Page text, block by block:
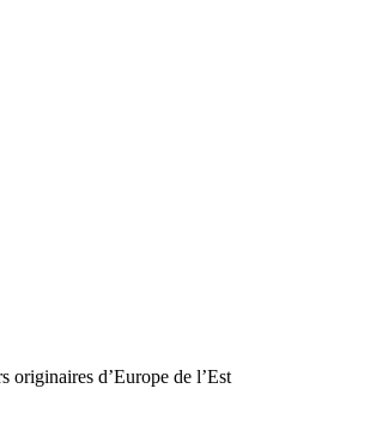
originaires d’Europe de l’Est